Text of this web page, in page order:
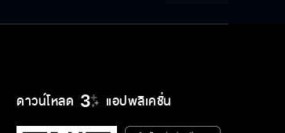
ดาวน์โหลด แอปพลิเคชั่น